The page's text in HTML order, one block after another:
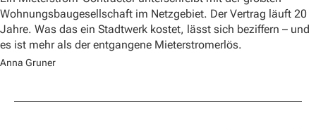
Wohnungsbaugesellschaft im Netzgebiet. Der Vertrag läuft 20
Jahre. Was das ein Stadtwerk kostet, lässt sich beziffern – und
es ist mehr als der entgangene Mieterstromerlös.
Anna Gruner